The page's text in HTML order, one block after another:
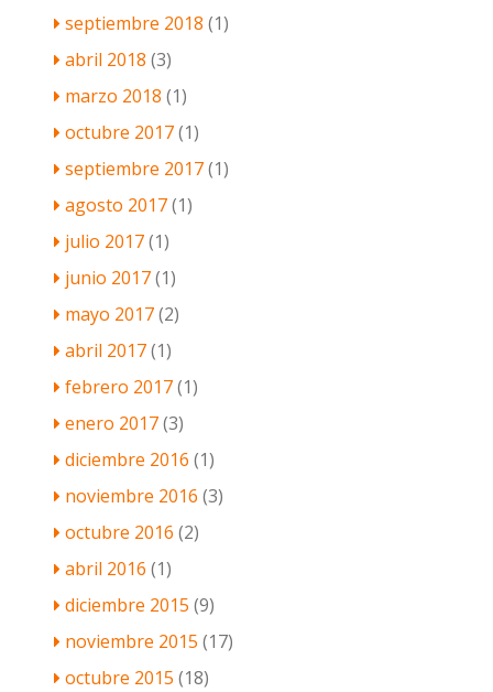
septiembre 2018 (1)
abril 2018 (3)
marzo 2018 (1)
octubre 2017(1)
septiembre 2017(1)
agosto 2017(1)
julio 2017(1)
junio 2017(1)
mayo 2017(2)
abril 2017(1)
febrero 2017(1)
enero 2017(3)
diciembre 2016 (1)
noviembre 2016 (3)
octubre 2016 (2)
abril 2016 (1)
diciembre 2015 (9)
noviembre 2015 (17)
octubre 2015 (18)